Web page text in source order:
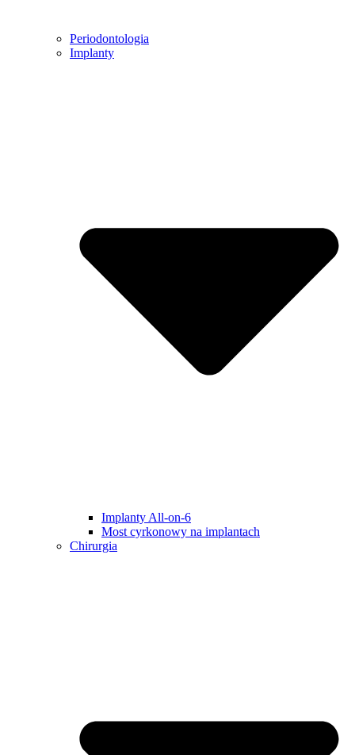
Periodontologia
Implanty
Implanty All-on-6
Most cyrkonowy na implantach
Chirurgia